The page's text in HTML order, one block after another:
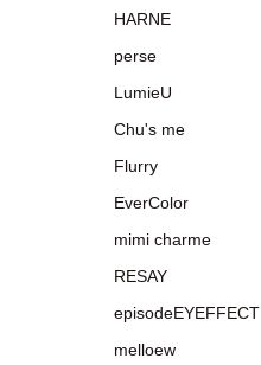
HARNE
perse
LumieU
Chu's me
Flurry
EverColor
mimi charme
RESAY
episodeEYEFFECT
melloew